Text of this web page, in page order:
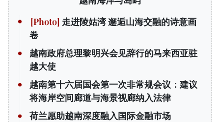
走进陵姑湾 邂逅山海交融的诗意画
卷
越南政府总理黎明兴会见辞行的马来西亚驻
越大使
越南第十六届国会第一次非常规会议：建议
将海岸空间廊道与海景视廊纳入法律
荷兰愿助越南深度融入国际金融市场